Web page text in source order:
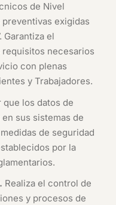
de Nivel
exigidas
Garantiza el
necesarios
con plenas
y Trabajadores.
que los datos de
sus sistemas de
de seguridad
por la
Realiza el control de
y procesos de